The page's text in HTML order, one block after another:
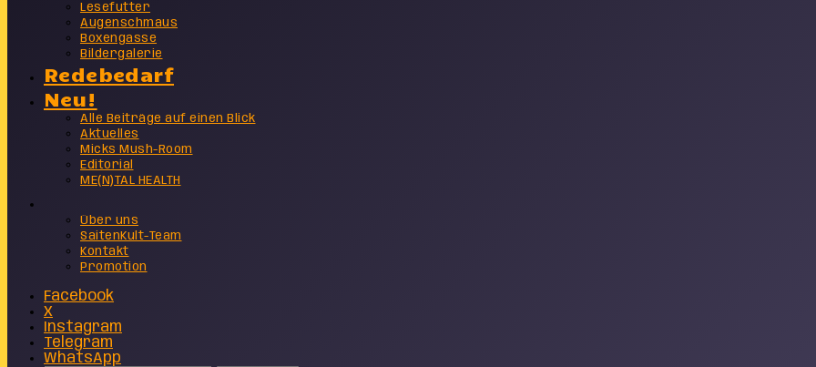
Lesefutter
Augenschmaus
Boxengasse
Bildergalerie
Redebedarf
Neu!
Alle Beiträge auf einen Blick
Aktuelles
Micks Mush-Room
Editorial
ME(N)TAL HEALTH
Über uns
SaitenKult-Team
Kontakt
Promotion
Facebook
X
Instagram
Telegram
WhatsApp